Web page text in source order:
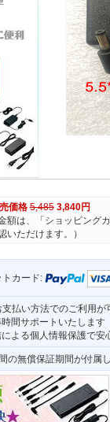
価格 5,485 3,840円
額は、「ショッピング
いただけます。）
トカード:
払い方法でのご利用が
間サポートいたします
よる個人情報保護で安
の無償保証期間が付属し